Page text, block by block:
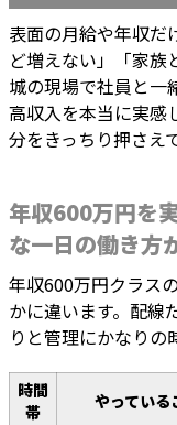
表面の月給や年収だ
ど増えない」「家族
城の現場で社員と一
高収入を本当に実感
分をきっちり押さえ
年収600万円を
な一日の働き方
年収600万円クラス
かに違います。配線
りと管理にかなりの
時間
帯
やっている